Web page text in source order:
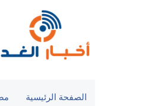
الصفحة الرئيسية